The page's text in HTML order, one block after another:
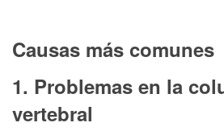
Causas más comunes
1. Problemas en la
vertebral